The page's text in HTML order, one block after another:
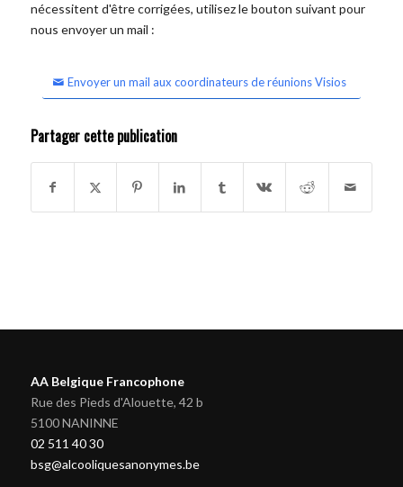
nécessitent d'être corrigées, utilisez le bouton suivant pour
nous envoyer un mail :
Envoyer un mail aux coordinateurs de réunions Visios
Partager cette publication
AA Belgique Francophone
Rue des Pieds d'Alouette, 42 b
5100 NANINNE
02 511 40 30
bsg@alcooliquesanonymes.be